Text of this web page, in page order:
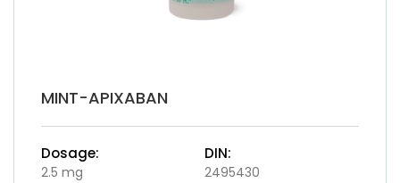
MINT-APIXABAN
Dosage:
2.5 mg
DIN:
2495430